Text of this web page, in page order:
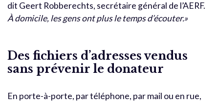
dit Geert Robberechts, secrétaire général de l’AERF.
À domicile, les gens ont plus le temps d’écouter.»
Des fichiers d’adresses vendus
sans prévenir le donateur
En porte-à-porte, par téléphone, par mail ou en rue,